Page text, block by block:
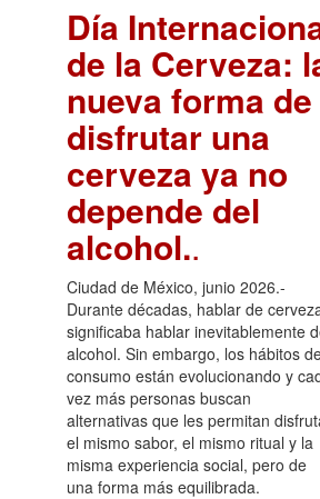
Día
de la Cerveza:
nueva forma de
disfrutar una
cerveza ya no
depende del
alcohol..
Ciudad de México, junio 2026.-
Durante décadas, hablar de
significaba hablar inevitablemente
alcohol. Sin embargo, los hábitos
consumo están evolucionando y
vez más personas buscan
alternativas que les permitan
el mismo sabor, el mismo ritual y la
misma experiencia social, pero de
una forma más equilibrada.